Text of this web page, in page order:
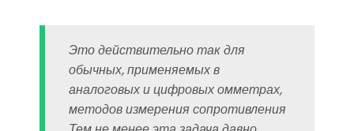
Это действительно так для
обычных, применяемых в
аналоговых и цифровых омметрах,
методов измерения сопротивления